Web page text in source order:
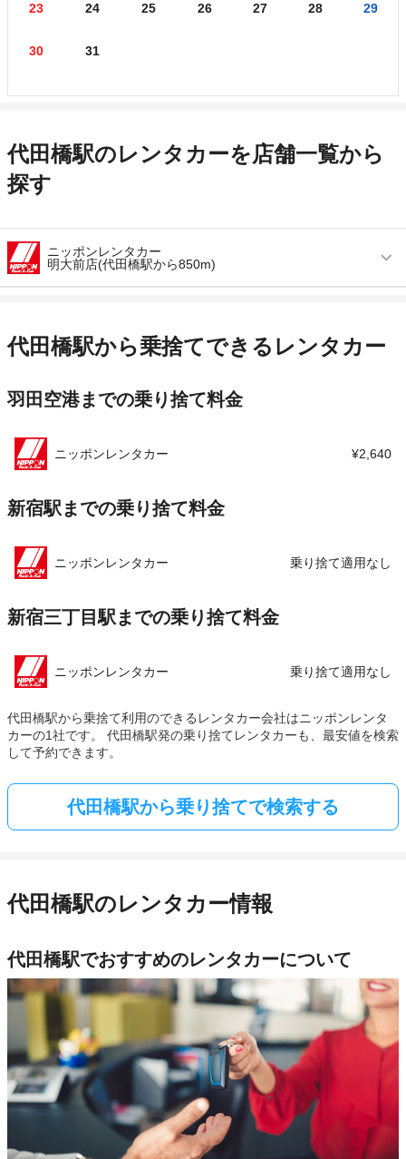
23 24 25 26 27 28 29
30 31
代田橋駅のレンタカーを店舗一覧から
探す
ニッポンレンタカー
明大前店(代田橋駅から850m)
アクセス 明大前駅より徒歩で約5分（送迎なし）
店舗詳細 店舗詳細ページはこちら
代田橋駅から乗捨てできるレンタカー
羽田空港までの乗り捨て料金
ニッポンレンタカー ¥2,640
新宿駅までの乗り捨て料金
ニッポンレンタカー 乗り捨て適用なし
新宿三丁目駅までの乗り捨て料金
ニッポンレンタカー 乗り捨て適用なし
代田橋駅から乗捨て利用のできるレンタカー会社はニッポンレンタ
カーの1社です。 代田橋駅発の乗り捨てレンタカーも、最安値を検索
して予約できます。
代田橋駅から乗り捨てで検索する
代田橋駅のレンタカー情報
代田橋駅でおすすめのレンタカーについて